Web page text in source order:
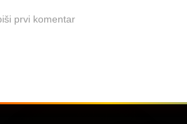
prvi komentar